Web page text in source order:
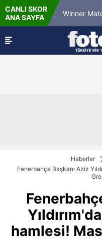
CANLI SKOR
ANA SAYFAWinner Match 2
Haberler
Fenerbahçe Başkanı Aziz
hamlesi!